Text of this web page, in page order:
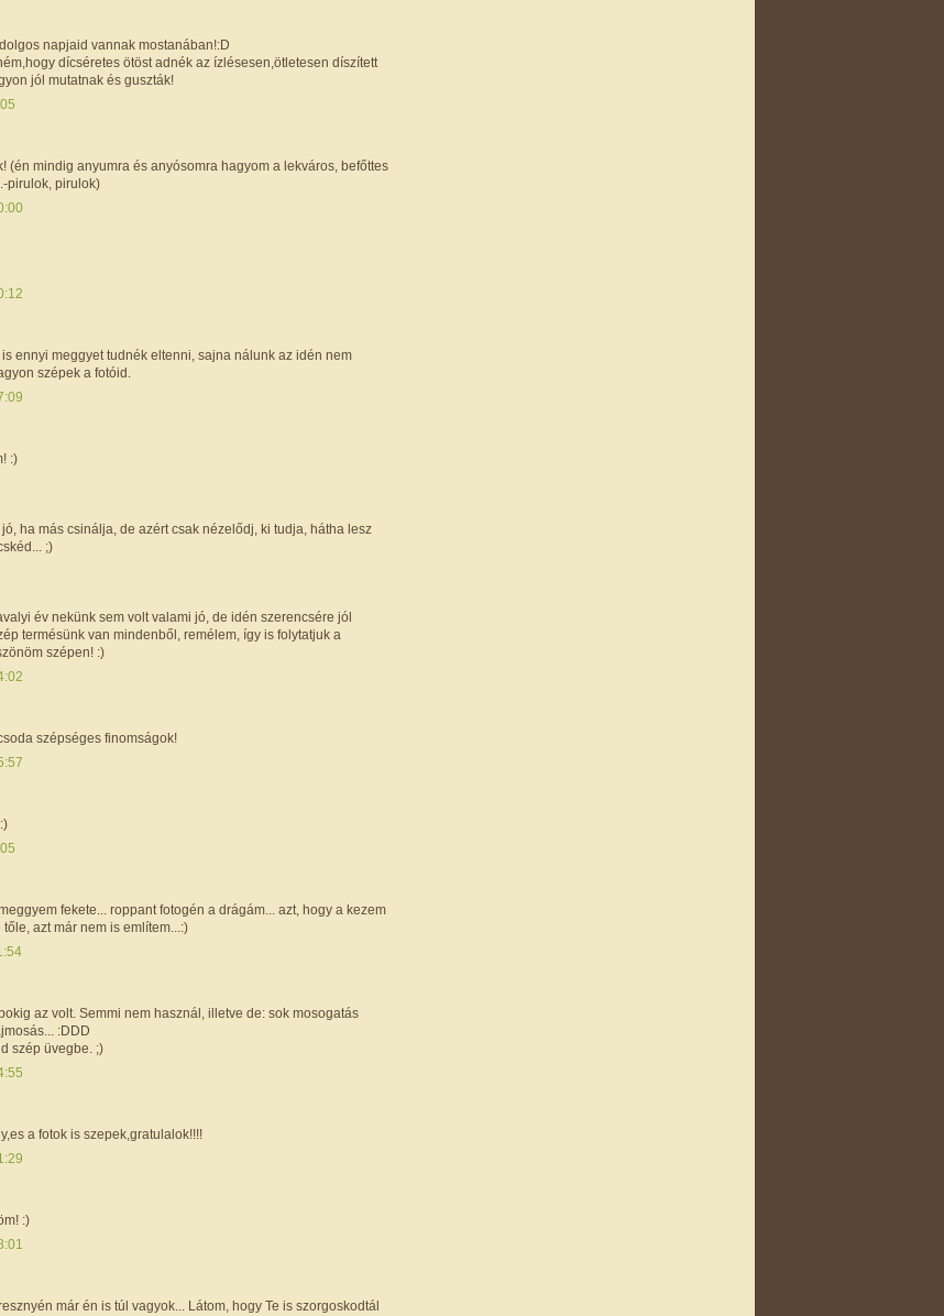
napjaid vannak mostanában!:D
dícséretes ötöst adnék az ízlésesen,ötletesen díszített
jól mutatnak és guszták!
(én mindig anyumra és anyósomra hagyom a lekváros, befőttes
pirulok, pirulok)
ennyi meggyet tudnék eltenni, sajna nálunk az idén nem
szépek a fotóid.
:)
jó, ha más csinálja, de azért csak nézelődj, ki tudja, hátha lesz
;)
év nekünk sem volt valami jó, de idén szerencsére jól
termésünk van mindenből, remélem, így is folytatjuk a
szépen! :)
szépséges finomságok!
fekete... roppant fotogén a drágám... azt, hogy a kezem
azt már nem is említem...:)
az volt. Semmi nem használ, illetve de: sok mosogatás
:DDD
szép üvegbe. ;)
a fotok is szepek,gratulalok!!!!
:)
már én is túl vagyok... Látom, hogy Te is szorgoskodtál